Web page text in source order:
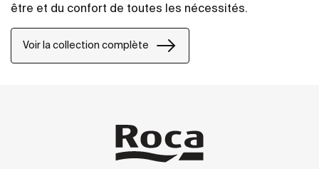
être et du confort de toutes les nécessités.
Voir la collection complète